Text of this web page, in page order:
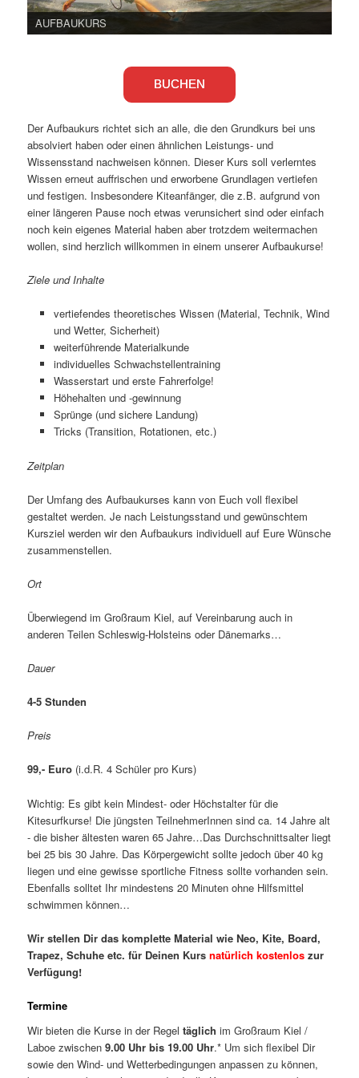
AUFBAUKURS
BUCHEN
Der Aufbaukurs richtet sich an alle, die den Grundkurs bei uns
absolviert haben oder einen ähnlichen Leistungs- und
Wissensstand nachweisen können. Dieser Kurs soll verlerntes
Wissen erneut auffrischen und erworbene Grundlagen vertiefen
und festigen. Insbesondere Kiteanfänger, die z.B. aufgrund von
einer längeren Pause noch etwas verunsichert sind oder einfach
noch kein eigenes Material haben aber trotzdem weitermachen
wollen, sind herzlich willkommen in einem unserer Aufbaukurse!
Ziele und Inhalte
vertiefendes theoretisches Wissen (Material, Technik, Wind
und Wetter, Sicherheit)
weiterführende Materialkunde
individuelles Schwachstellentraining
Wasserstart und erste Fahrerfolge!
Höhehalten und -gewinnung
Sprünge (und sichere Landung)
Tricks (Transition, Rotationen, etc.)
Zeitplan
Der Umfang des Aufbaukurses kann von Euch voll flexibel
gestaltet werden. Je nach Leistungsstand und gewünschtem
Kursziel werden wir den Aufbaukurs individuell auf Eure Wünsche
zusammenstellen.
Ort
Überwiegend im Großraum Kiel, auf Vereinbarung auch in
anderen Teilen Schleswig-Holsteins oder Dänemarks…
Dauer
4-5 Stunden
Preis
99,- Euro (i.d.R. 4 Schüler pro Kurs)
Wichtig: Es gibt kein Mindest- oder Höchstalter für die
Kitesurfkurse! Die jüngsten TeilnehmerInnen sind ca. 14 Jahre alt
- die bisher ältesten waren 65 Jahre…Das Durchschnittsalter liegt
bei 25 bis 30 Jahre. Das Körpergewicht sollte jedoch über 40 kg
liegen und eine gewisse sportliche Fitness sollte vorhanden sein.
Ebenfalls solltet Ihr mindestens 20 Minuten ohne Hilfsmittel
schwimmen können…
Wir stellen Dir das komplette Material wie Neo, Kite, Board,
Trapez, Schuhe etc. für Deinen Kursnatürlich kostenlos zur
Verfügung!
Termine
Wir bieten die Kurse in der Regeltäglich im Großraum Kiel /
Laboe zwischen9.00 Uhr bis 19.00 Uhr.* Um sich flexibel Dir
sowie den Wind- und Wetterbedingungen anpassen zu können,